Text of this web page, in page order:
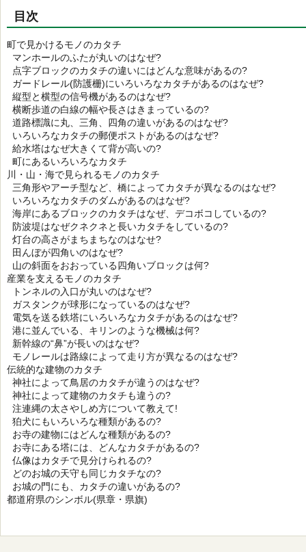
目次
町で見かけるモノのカタチ
マンホールのふたが丸いのはなぜ?
点字ブロックのカタチの違いにはどんな意味があるの?
ガードレール(防護栅)にいろいろなカタチがあるのはなぜ?
縦型と横型の信号機があるのはなぜ?
横断歩道の白線の幅や長さはきまっているの?
道路標識に丸、三角、四角の違いがあるのはなぜ?
いろいろなカタチの郵便ポストがあるのはなぜ?
給水塔はなぜ大きくて背が高いの?
町にあるいろいろなカタチ
川・山・海で見られるモノのカタチ
三角形やアーチ型など、橋によってカタチが異なるのはなぜ?
いろいろなカタチのダムがあるのはなぜ?
海岸にあるブロックのカタチはなぜ、デコボコしているの?
防波堤はなぜクネクネと長いカタチをしているの?
灯台の高さがまちまちなのはなせ?
田んぼが四角いのはなぜ?
山の斜面をおおっている四角いブロックは何?
産業を支えるモノのカタチ
トンネルの入口が丸いのはなぜ?
ガスタンクが球形になっているのはなぜ?
電気を送る鉄塔にいろいろなカタチがあるのはなぜ?
港に並んでいる、キリンのような機械は何?
新幹線の“鼻”が長いのはなぜ?
モノレールは路線によって走り方が異なるのはなぜ?
伝統的な建物のカタチ
神社によって鳥居のカタチが違うのはなぜ?
神社によって建物のカタチも違うの?
注連縄の太さやしめ方について教えて!
狛犬にもいろいろな種類があるの?
お寺の建物にはどんな種類があるの?
お寺にある塔には、どんなカタチがあるの?
仏像はカタチで見分けられるの?
どのお城の天守も同じカタチなの?
お城の門にも、カタチの違いがあるの?
都道府県のシンボル(県章・県旗)